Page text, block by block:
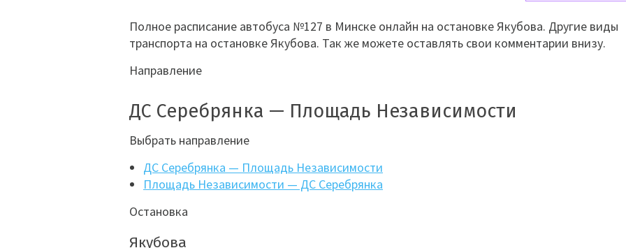
Полное расписание автобуса №127 в Минске онлайн на остановке Якубова. Другие виды
транспорта на остановке Якубова. Так же можете оставлять свои комментарии внизу.
Направление
ДС Серебрянка — Площадь Независимости
Выбрать направление
ДС Серебрянка — Площадь Независимости
Площадь Независимости — ДС Серебрянка
Остановка
Якубова